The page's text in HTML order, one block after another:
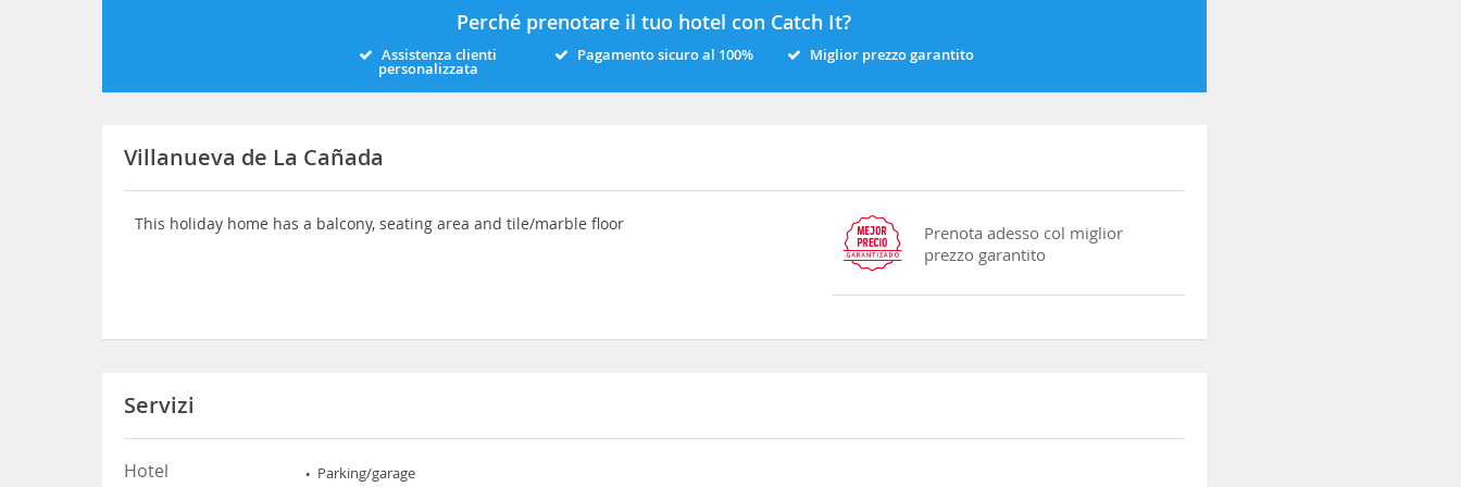
Perché prenotare il tuo hotel con Catch It?
Assistenza clienti
personalizzata
Pagamento sicuro al 100% Miglior prezzo garantito
Villanueva de La Cañada
This holiday home has a balcony, seating area and tile/marble floor
Prenota adesso col miglior
prezzo garantito
Servizi
Hotel Parking/garage